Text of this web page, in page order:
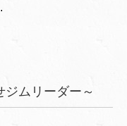
ムリーダー～